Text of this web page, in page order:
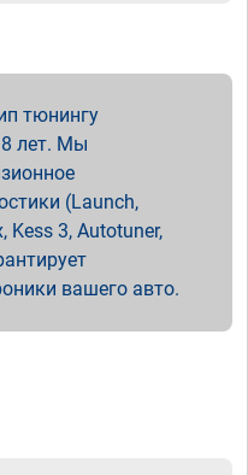
тюнингу
лет. Мы
(Launch,
Kess 3, Autotuner,
вашего авто.